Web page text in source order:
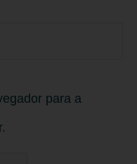
para a